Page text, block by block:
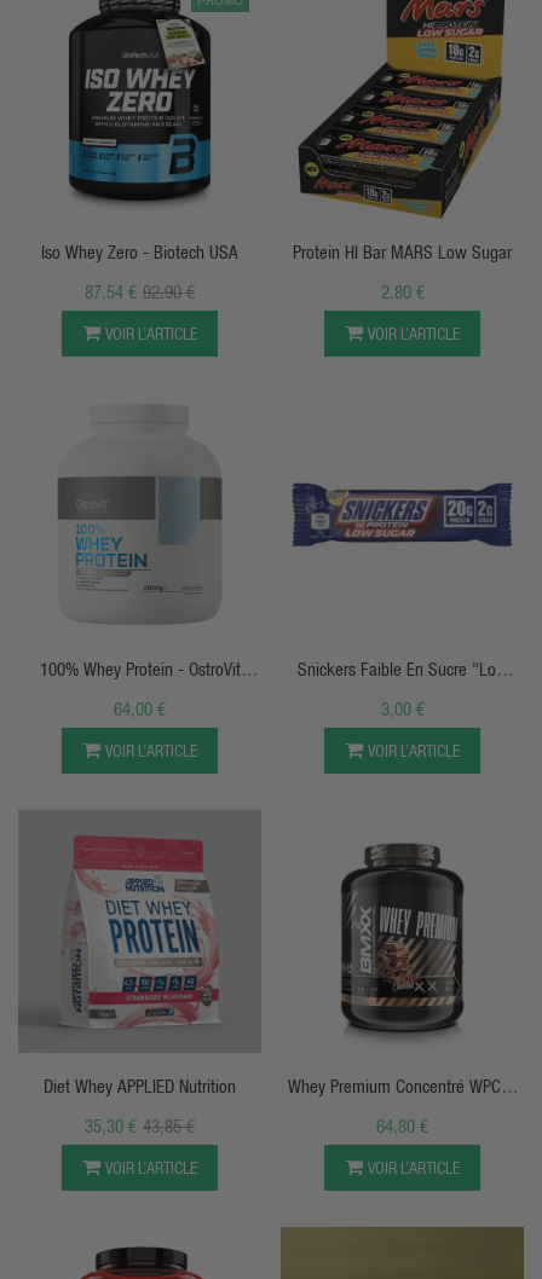
APERÇU RAPIDE
Iso Whey Zero - Biotech USA
92,90 €
87,54 €
VOIR L’ARTICLE
APERÇU RAPIDE
Protein HI Bar MARS Low Sugar
2,80 €
VOIR L’ARTICLE
100% Whey Protein - OstroVit
Nutrition
64,00 €
VOIR L’ARTICLE
Snickers Faible En Sucre "Low
Sugar" HI Protein Bar
3,00 €
VOIR L’ARTICLE
APERÇU RAPIDE
Diet Whey APPLIED Nutrition
43,85 €
35,30 €
VOIR L’ARTICLE
APERÇU RAPIDE
Whey Premium Concentré WPC80
BMXX Sports
64,80 €
VOIR L’ARTICLE